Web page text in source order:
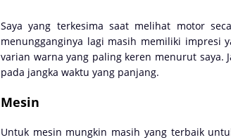
Saya yang terkesima saat melihat motor
menungganginya lagi masih memiliki impresi
varian warna yang paling keren menurut
pada jangka waktu yang panjang.
Mesin
Untuk mesin mungkin masih yang terbaik